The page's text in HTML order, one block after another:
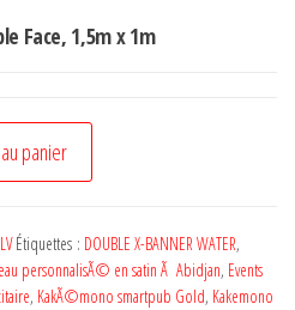
Face, 1,5m x 1m
panier
Étiquettes : DOUBLE X-BANNER WATER,
personnalisÃ© en satin Ã Abidjan, Events
, KakÃ©mono smartpub Gold, Kakemono